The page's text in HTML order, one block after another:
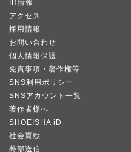
IR情報
アクセス
採用情報
お問い合わせ
個人情報保護
免責事項・著作権等
SNS利用ポリシー
SNSアカウント一覧
著作者様へ
SHOEISHA iD
社会貢献
外部送信